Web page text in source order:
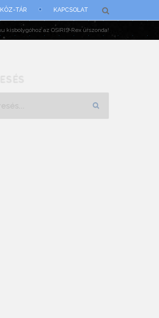
TÁR KAPCSOLAT
kisbolygóhoz az OSIRIS-Rex űrszonda!